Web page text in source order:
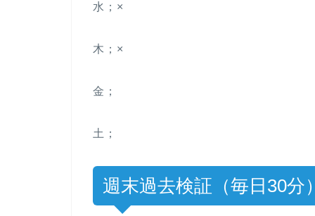
水；×
木；×
金；
土；
週末過去検証（毎日30分